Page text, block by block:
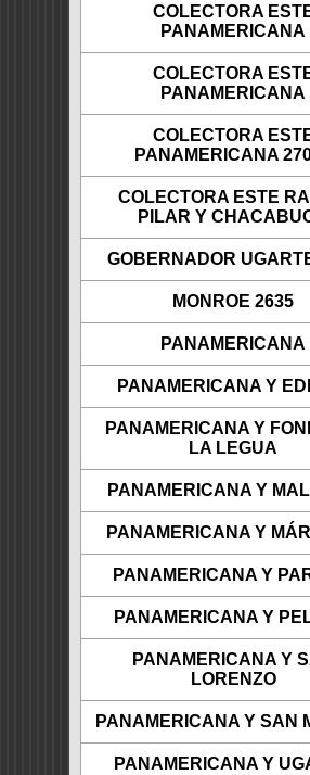
COLECTORA
PANAMERICANA
COLECTORA
PANAMERICANA
COLECTORA
PANAMERICANA
COLECTORA ESTE
PILAR Y
GOBERNADOR
MONROE 2635
PANAMERICANA
PANAMERICANA Y
PANAMERICANA Y
LA LEGUA
PANAMERICANA Y
PANAMERICANA Y
PANAMERICANA Y
PANAMERICANA Y
PANAMERICANA Y
LORENZO
PANAMERICANA Y SAN
PANAMERICANA Y